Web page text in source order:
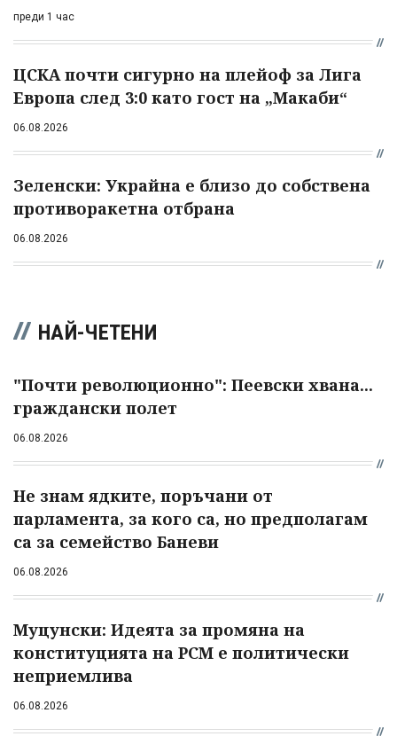
преди 1 час
ЦСКА почти сигурно на плейоф за Лига
Европа след 3:0 като гост на „Макаби“
06.08.2026
Зеленски: Украйна е близо до собствена
противоракетна отбрана
06.08.2026
НАЙ-ЧЕТЕНИ
"Почти революционно": Пеевски хвана...
граждански полет
06.08.2026
Не знам ядките, поръчани от
парламента, за кого са, но предполагам
са за семейство Баневи
06.08.2026
Муцунски: Идеята за промяна на
конституцията на РСМ е политически
неприемлива
06.08.2026